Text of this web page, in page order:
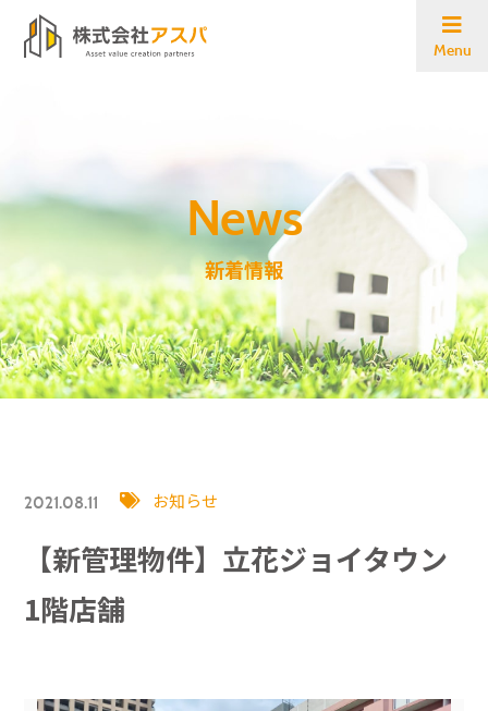
Menu
新着情報
2021.08.11 お知らせ
【新管理物件】立花ジョイタウン
1階店舗